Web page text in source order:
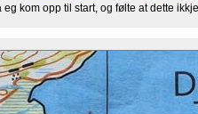
kom opp til start, og følte at dette